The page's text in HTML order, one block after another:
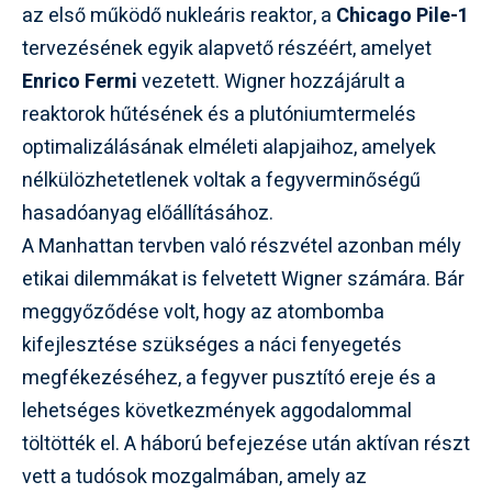
az első működő nukleáris reaktor, a Chicago Pile-1
tervezésének egyik alapvető részéért, amelyet
Enrico Fermivezetett. Wigner hozzájárult a
reaktorok hűtésének és a plutóniumtermelés
optimalizálásának elméleti alapjaihoz, amelyek
nélkülözhetetlenek voltak a fegyverminőségű
hasadóanyag előállításához.
A Manhattan tervben való részvétel azonban mély
etikai dilemmákat is felvetett Wigner számára. Bár
meggyőződése volt, hogy az atombomba
kifejlesztése szükséges a náci fenyegetés
megfékezéséhez, a fegyver pusztító ereje és a
lehetséges következmények aggodalommal
töltötték el. A háború befejezése után aktívan részt
vett a tudósok mozgalmában, amely az